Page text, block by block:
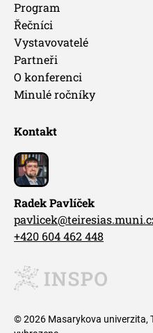
Program
Řečníci
Vystavovatelé
Partneři
O konferenci
Minulé ročníky
Kontakt
Radek Pavlíček
+420 604 462 448
© 2026 Masarykova univerzita,